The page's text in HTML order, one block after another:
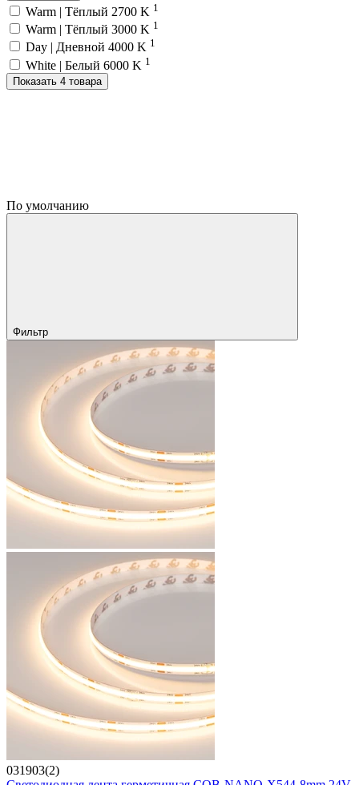
Warm | Тёплый 2700 K 1
Warm | Тёплый 3000 K 1
Day | Дневной 4000 K 1
White | Белый 6000 K 1
Показать 4 товара
По умолчанию
Фильтр
031903(2)